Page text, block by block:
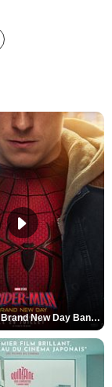
Spider-Man: Brand New Day Bande-annonce VO STFR